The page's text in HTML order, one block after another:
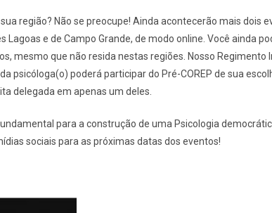
região? Não se preocupe! Ainda acontecerão mais dois
Lagoas e de Campo Grande, de modo online. Você ainda
mesmo que não resida nestas regiões. Nosso Regimento
psicóloga(o) poderá participar do Pré-COREP de sua
delegada em apenas um deles.
para a construção de uma Psicologia
sociais para as próximas datas dos eventos!